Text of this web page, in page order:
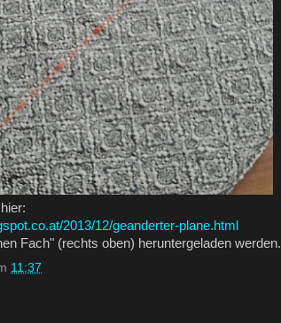
2013/12/geanderter-plane.html
Fach" (rechts oben) heruntergeladen werden.
11:37